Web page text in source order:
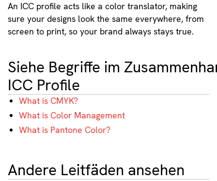
An ICC profile acts like a color translator, making
sure your designs look the same everywhere, from
screen to print, so your brand always stays true.
Siehe Begriffe im
ICC Profile
What is CMYK?
What is Color Management
What is Pantone Color?
Andere Leitfäden ansehen